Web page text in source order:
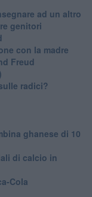
ad un altro
genitori
con la madre
Freud
radici?
ghanese di 10
di calcio in
Cola